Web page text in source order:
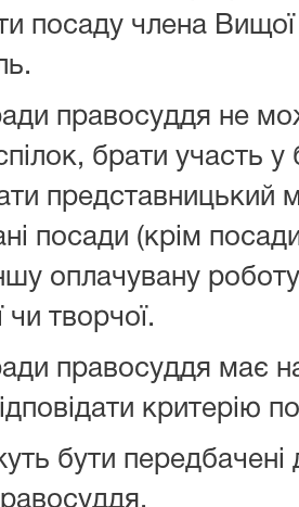
посаду члена
правосуддя не
брати участь у
представницький
посади (крім
оплачувану
чи творчої.
правосуддя має
критерію
бути передбачені